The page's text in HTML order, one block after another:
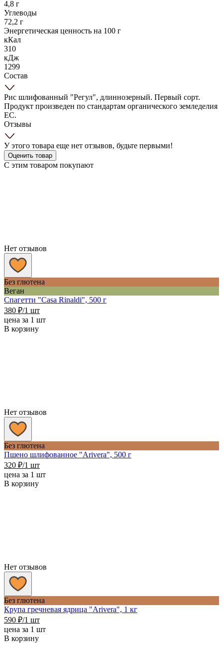
4,8 г
Углеводы
72,2 г
Энергетическая ценность на 100 г
кКал
310
кДж
1299
Состав
Рис шлифованный "Регул", длиннозерный. Первый сорт.
Продукт произведен по стандартам органического земледелия
ЕС.
Отзывы
У этого товара еще нет отзывов, будьте первыми!
Оценить товар
С этим товаром покупают
Нет отзывов
Без глютена
Веган
Спагетти "Casa Rinaldi", 500 г
380 ₽/1 шт
цена за 1 шт
В корзину
Нет отзывов
Без глютена
Пшено шлифованное "Arivera", 500 г
320 ₽/1 шт
цена за 1 шт
В корзину
Нет отзывов
Без глютена
Крупа гречневая ядрица "Arivera", 1 кг
590 ₽/1 шт
цена за 1 шт
В корзину